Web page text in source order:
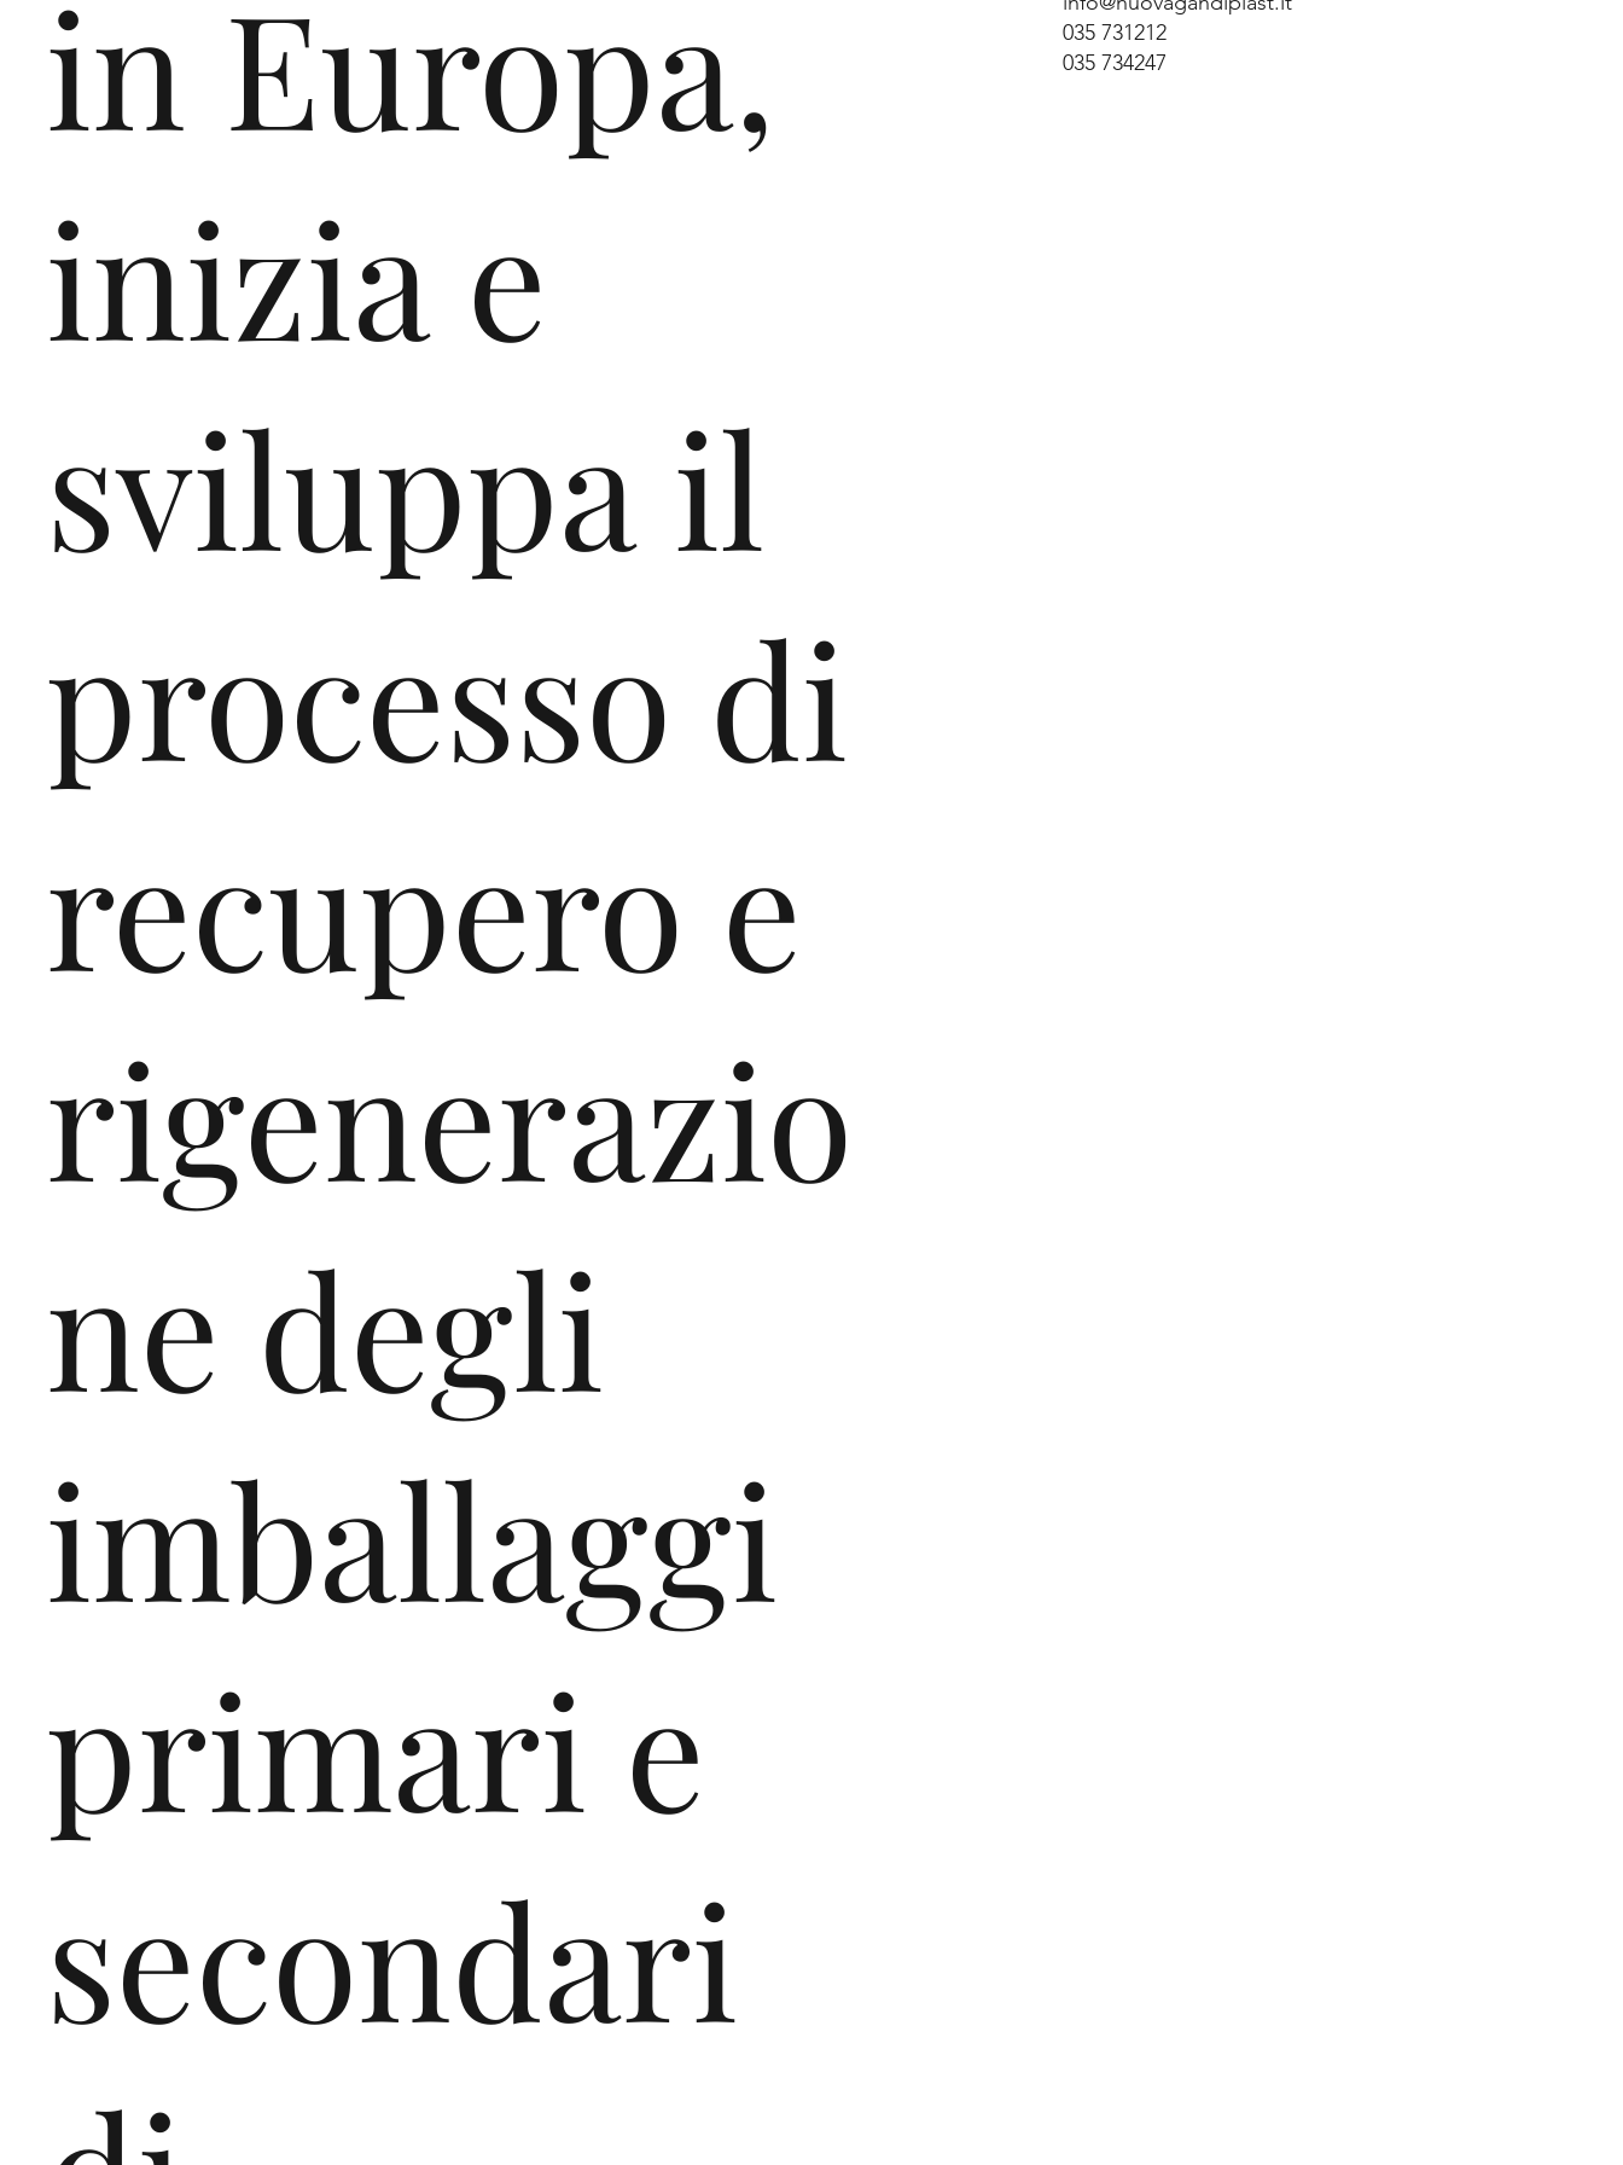
attenti, incuriositi e stimolati: le
sintesi dei due momenti
d’incontro e confronto sono
https://www.isisromero.it/2022/04
/30/la-4e-incontra-la-nuova-
https://www.isisromero.it/2022/12
/24/la-nuova-gandiplast-srl-a-
scuola/
035 731212
035 734247
in Europa,
inizia e
sviluppa il
processo di
recupero e
rigenerazio
ne degli
imballaggi
primari e
secondari